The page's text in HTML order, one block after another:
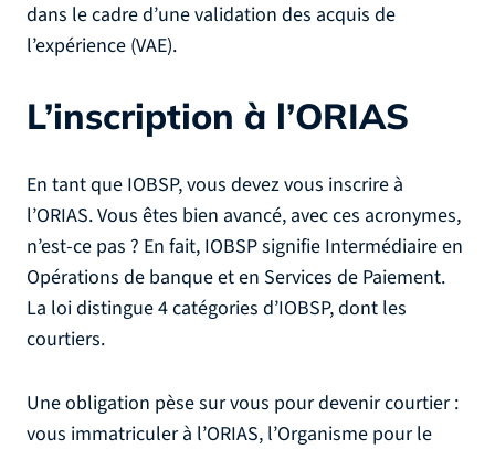
dans le cadre d’une validation des acquis de
l’expérience (VAE).
L’inscription à l’ORIAS
En tant que IOBSP, vous devez vous inscrire à
l’ORIAS. Vous êtes bien avancé, avec ces acronymes,
n’est-ce pas ? En fait, IOBSP signifie Intermédiaire en
Opérations de banque et en Services de Paiement.
La loi distingue 4 catégories d’IOBSP, dont les
courtiers.
Une obligation pèse sur vous pour devenir courtier :
vous immatriculer à l’ORIAS, l’Organisme pour le